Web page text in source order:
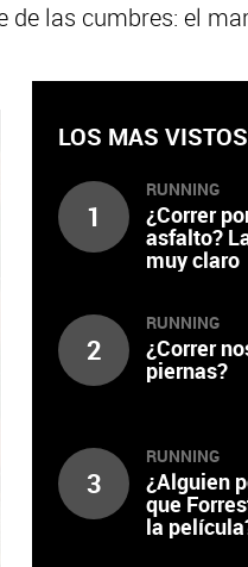
de las cumbres: el
LOS MAS VISTOS
1
RUNNING
¿Correr
asfalto?
muy claro
2
RUNNING
¿Correr
piernas?
3
RUNNING
¿Alguien
que
la